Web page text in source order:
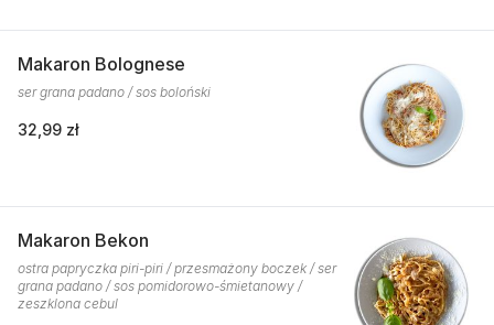
Makaron Bolognese
ser grana padano / sos boloński
32,99 zł
Makaron Bekon
ostra papryczka piri-piri / przesmażony boczek / ser
grana padano / sos pomidorowo-śmietanowy /
zeszklona cebul